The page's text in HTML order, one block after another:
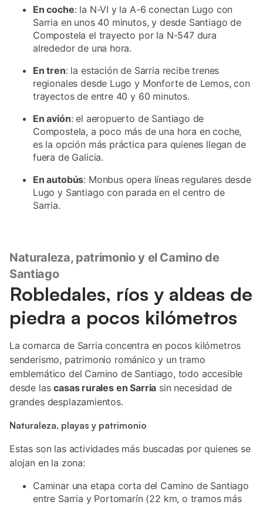
En coche: la N-VI y la A-6 conectan Lugo con
Sarria en unos 40 minutos, y desde Santiago de
Compostela el trayecto por la N-547 dura
alrededor de una hora.
En tren: la estación de Sarria recibe trenes
regionales desde Lugo y Monforte de Lemos, con
trayectos de entre 40 y 60 minutos.
En avión: el aeropuerto de Santiago de
Compostela, a poco más de una hora en coche,
es la opción más práctica para quienes llegan de
fuera de Galicia.
En autobús: Monbus opera líneas regulares desde
Lugo y Santiago con parada en el centro de
Sarria.
Naturaleza, patrimonio y el Camino de
Santiago
Robledales, ríos y aldeas de
piedra a pocos kilómetros
La comarca de Sarria concentra en pocos kilómetros
senderismo, patrimonio románico y un tramo
emblemático del Camino de Santiago, todo accesible
desde lascasas rurales en Sarria sin necesidad de
grandes desplazamientos.
Naturaleza, playas y patrimonio
Estas son las actividades más buscadas por quienes se
alojan en la zona:
Caminar una etapa corta del Camino de Santiago
entre Sarria y Portomarín (22 km, o tramos más